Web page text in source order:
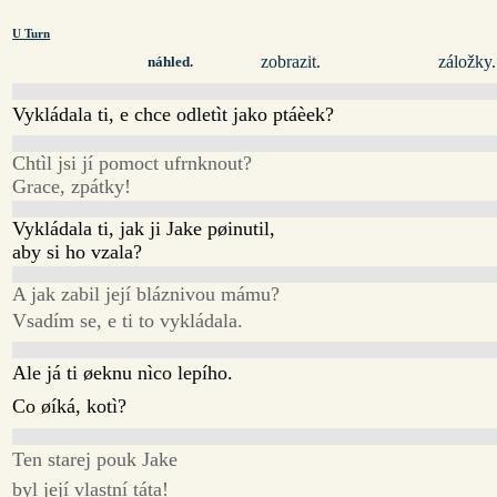
U Turn
náhled. zobrazit. záložky.
Vykládala ti, e chce odletìt jako ptáèek?
Chtìl jsi jí pomoct ufrnknout?
Grace, zpátky!
Vykládala ti, jak ji Jake pøinutil,
aby si ho vzala?
A jak zabil její bláznivou mámu?
Vsadím se, e ti to vykládala.
Ale já ti øeknu nìco lepího.
Co øíká, kotì?
Ten starej pouk Jake
byl její vlastní táta!